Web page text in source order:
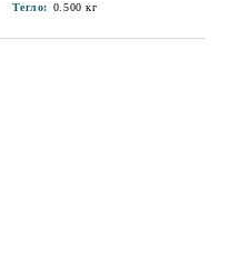
Тегло: 0.500 кг